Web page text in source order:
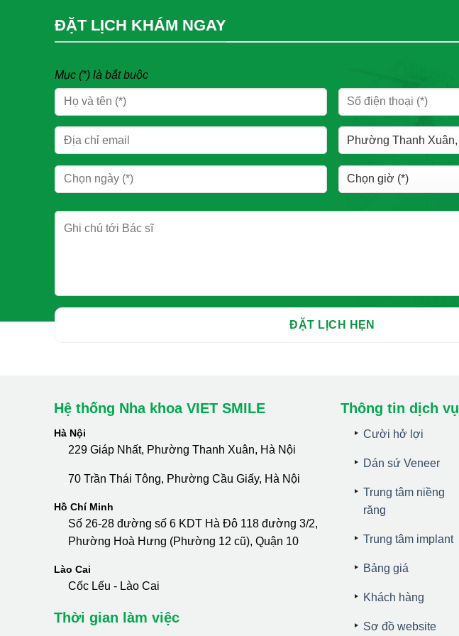
ĐẶT LỊCH KHÁM NGAY
Mục (*) là bắt buộc
Hệ thống Nha khoa VIET SMILE
Hà Nội
229 Giáp Nhất, Phường Thanh Xuân, Hà Nội
70 Trần Thái Tông, Phường Cầu Giấy, Hà Nội
Hồ Chí Minh
Số 26-28 đường số 6 KDT Hà Đô 118 đường 3/2,
Phường Hoà Hưng (Phường 12 cũ), Quận 10
Lào Cai
Cốc Lếu - Lào Cai
Thời gian làm việc
Thông tin dịch vụ
Cười hở lợi
Dán sứ Veneer
Trung tâm niềng
răng
Trung tâm implant
Bảng giá
Khách hàng
Sơ đồ website